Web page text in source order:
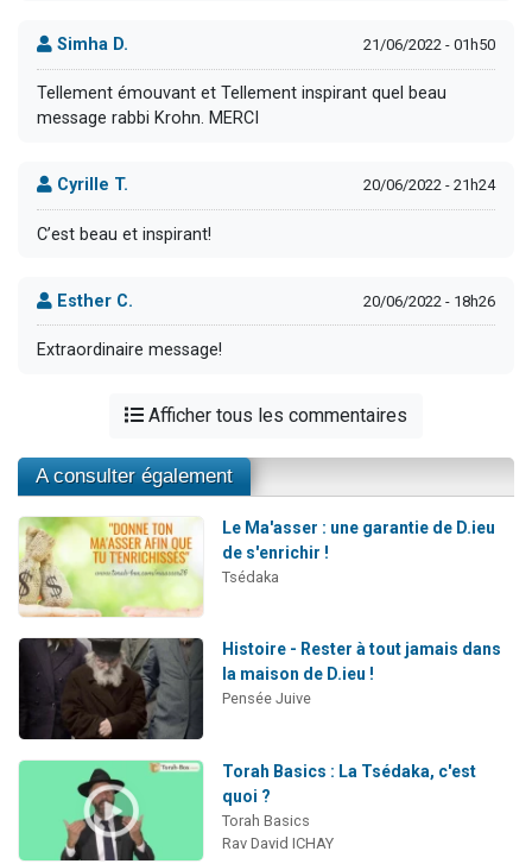
Simha D. 21/06/2022 - 01h50
Tellement émouvant et Tellement inspirant quel beau
message rabbi Krohn. MERCI
Cyrille T. 20/06/2022 - 21h24
C’est beau et inspirant!
Esther C. 20/06/2022 - 18h26
Extraordinaire message!
Afficher tous les commentaires
A consulter également
Le Ma'asser : une garantie de D.ieu
de s'enrichir !
Tsédaka
Histoire - Rester à tout jamais dans
la maison de D.ieu !
Pensée Juive
Torah Basics : La Tsédaka, c'est
quoi ?
Torah Basics
Rav David ICHAY